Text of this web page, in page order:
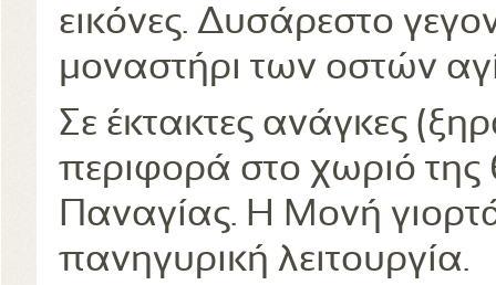
εικόνες. Δυσάρεστο
μοναστήρι των οστών
Σε έκτακτες ανάγκες
περιφορά στο χωριό της
Παναγίας. Η Μονή
πανηγυρική λειτουργία.